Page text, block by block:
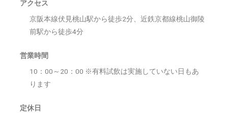
アクセス
京阪本線伏見桃山駅から徒歩2分、近鉄京都線桃山御陵
前駅から徒歩4分
営業時間
10：00～20：00 ※有料試飲は実施していない日もあ
ります
定休日